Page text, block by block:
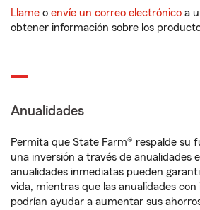
Llame o envíe un correo electrónico a
obtener información sobre los
Anualidades
Permita que State Farm® respalde su
una inversión a través de anualidades
anualidades inmediatas pueden
vida, mientras que las anualidades
podrían ayudar a aumentar sus